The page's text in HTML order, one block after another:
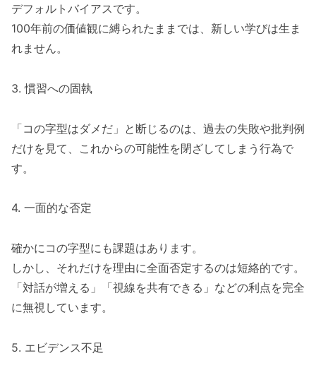
デフォルトバイアスです。
100年前の価値観に縛られたままでは、新しい学びは生ま
れません。
3. 慣習への固執
「コの字型はダメだ」と断じるのは、過去の失敗や批判例
だけを見て、これからの可能性を閉ざしてしまう行為で
す。
4. 一面的な否定
確かにコの字型にも課題はあります。
しかし、それだけを理由に全面否定するのは短絡的です。
「対話が増える」「視線を共有できる」などの利点を完全
に無視しています。
5. エビデンス不足